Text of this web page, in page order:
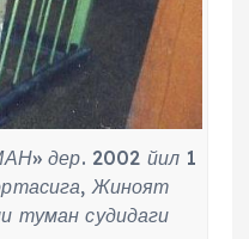
дер. 2002 йил 1
Жиноят
туман судидаги